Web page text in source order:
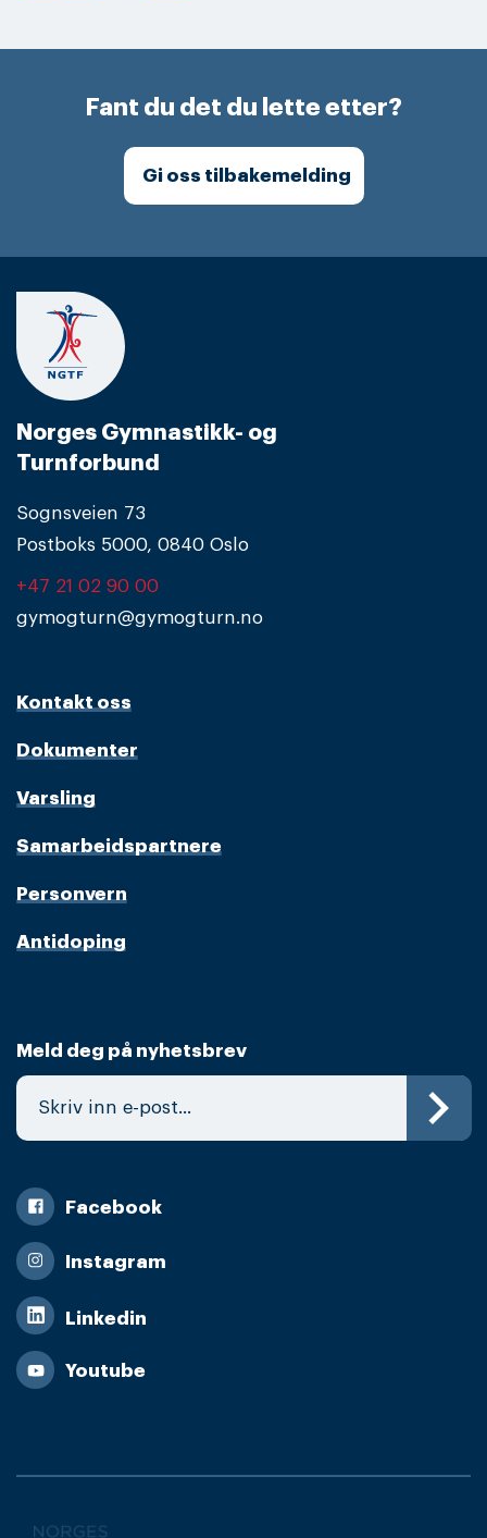
Fant du det du lette etter?
Gi oss tilbakemelding
Norges Gymnastikk- og
Turnforbund
Sognsveien 73
Postboks 5000, 0840 Oslo
+47 21 02 90 00
gymogturn@gymogturn.no
Kontakt oss
Dokumenter
Varsling
Samarbeidspartnere
Personvern
Antidoping
Meld deg på nyhetsbrev
Facebook
Instagram
Linkedin
Youtube